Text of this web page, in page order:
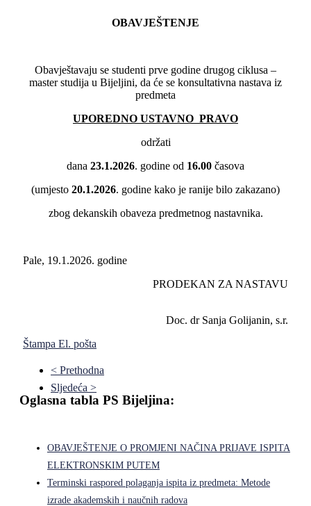
OBAVJEŠTENJE
Obavještavaju se studenti prve godine drugog ciklusa –
master studija u Bijeljini, da će se konsultativna nastava iz
predmeta
UPOREDNO USTAVNO PRAVO
održati
dana 23.1.2026. godine od 16.00 časova
(umjesto 20.1.2026. godine kako je ranije bilo zakazano)
zbog dekanskih obaveza predmetnog nastavnika.
Pale, 19.1.2026. godine
PRODEKAN ZA NASTAVU
Doc. dr Sanja Golijanin, s.r.
Štampa El. pošta
< Prethodna
Sljedeća >
Oglasna tabla PS Bijeljina:
OBAVJEŠTENJE O PROMJENI NAČINA PRIJAVE ISPITA
ELEKTRONSKIM PUTEM
Terminski raspored polaganja ispita iz predmeta: Metode
izrade akademskih i naučnih radova